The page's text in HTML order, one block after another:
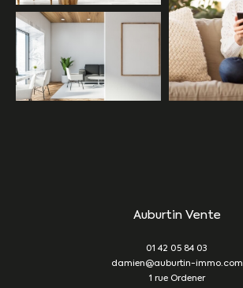
Auburtin Vente
01 42 05 84 03
damien@auburtin-immo.com
1 rue Ordener